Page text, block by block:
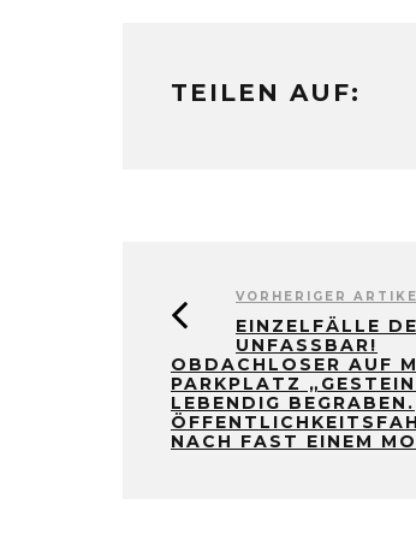
TEILEN AUF:
VORHERIGER
EINZELFÄLLE
UNFASSBAR!
OBDACHLOSER AUF
PARKPLATZ
LEBENDIG BEGRABEN.
NACH FAST EINEM